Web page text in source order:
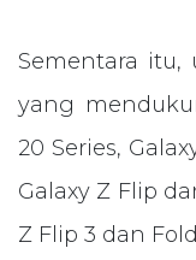
Sementara itu,
yang
20 Series,
Galaxy Z Flip
Z Flip 3 dan